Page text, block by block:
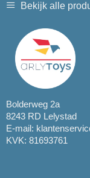
Bekijk alle
Bolderweg 2a
8243 RD Lelystad
E-mail:
KVK: 81693761